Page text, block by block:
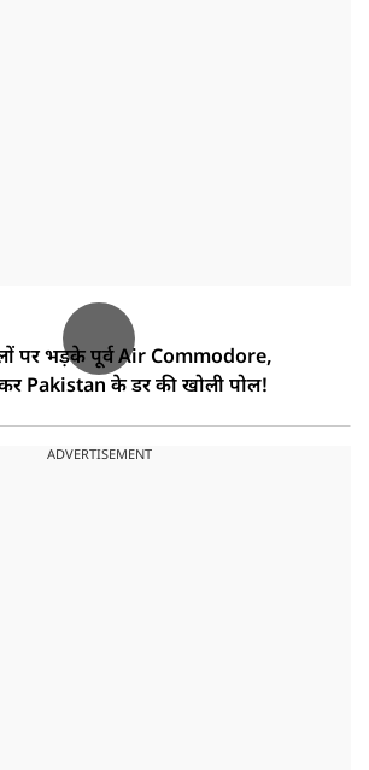
पर भड़के पूर्व Air Commodore,
Pakistan के डर की खोली पोल!
ADVERTISEMENT